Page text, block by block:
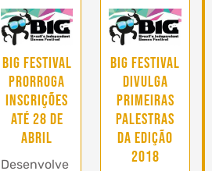
BIG Festival
prorroga
inscrições
até 28 de
abril
Desenvolve
BIG Festival
divulga
primeiras
palestras
da edição
2018